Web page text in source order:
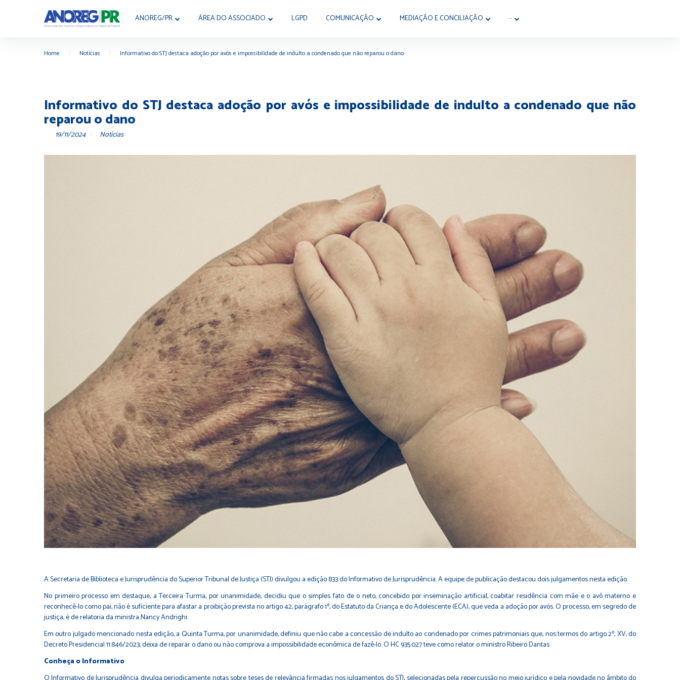
ANOREG/PR ÁREA DO ASSOCIADO LGPD COMUNICAÇÃO MEDIAÇÃO E CONCILIAÇÃO ···
Home Notícias Informativo do STJ destaca adoção por avós e impossibilidade de indulto a condenado que não reparou o dano
Informativo do STJ destaca adoção por avós e impossibilidade de indulto a condenado que não
reparou o dano
19/11/2024 Notícias
A Secretaria de Biblioteca e Jurisprudência do Superior Tribunal de Justiça (STJ) divulgou aedição 833 do Informativo de Jurisprudência. A equipe de publicação destacou dois julgamentos nesta edição.
No primeiro processo em destaque, a Terceira Turma, por unanimidade, decidiu que o simples fato de o neto, concebido por inseminação artificial, coabitar residência com mãe e o avô materno e
reconhecê-lo como pai, não é suficiente para afastar a proibição prevista no artigo 42, parágrafo 1º, do Estatuto da Criança e do Adolescente (ECA), que veda a adoção por avós. O processo, em segredo de
justiça, é de relatoria da ministra Nancy Andrighi.
Em outro julgado mencionado nesta edição, a Quinta Turma, por unanimidade, definiu que não cabe a concessão de indulto ao condenado por crimes patrimoniais que, nos termos do artigo 2º, XV, do
Decreto Presidencial 11.846/2023, deixa de reparar o dano ou não comprova a impossibilidade econômica de fazê-lo. O HC 935.027 teve como relator o ministro Ribeiro Dantas.
Conheça o Informativo